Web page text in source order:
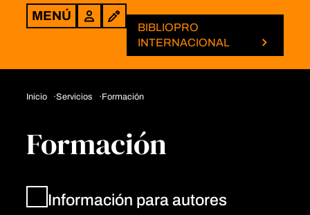
MENÚ Login
BIBLIOPRO
INTERNACIONAL
Inicio Servicios Formación
Formación
Información para autores